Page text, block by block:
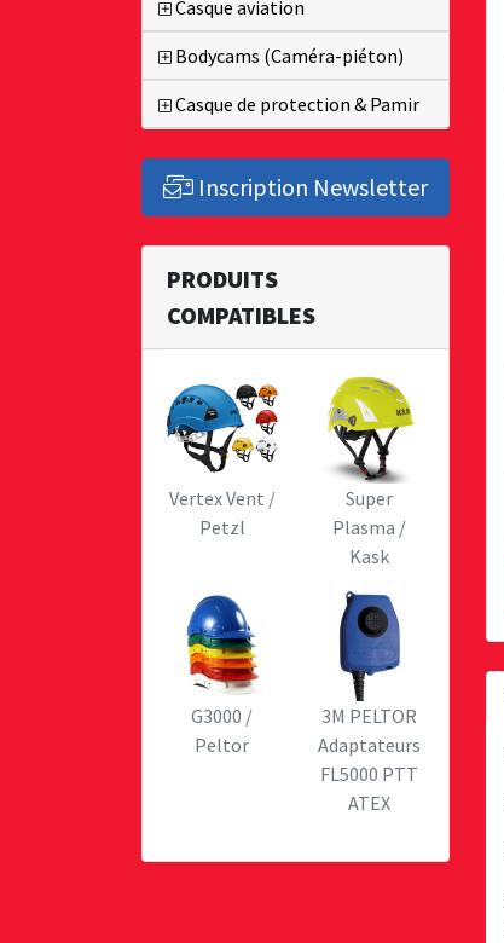
Casque aviation
Bodycams (Caméra-piéton)
Casque de protection & Pamir
Inscription Newsletter
PRODUITS
COMPATIBLES
Vertex Vent /
Petzl
Super
Plasma /
Kask
G3000 /
Peltor
3M PELTOR
Adaptateurs
FL5000 PTT
ATEX